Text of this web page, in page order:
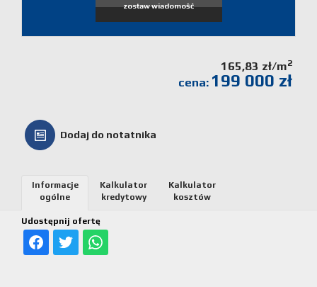
kosztów
zostaw wiadomość
165,83 zł/m2
cena: 199 000 zł
Dodaj do notatnika
Udostępnij ofertę
Informacje
ogólne
Kalkulator
kredytowy
Kalkulator
kosztów